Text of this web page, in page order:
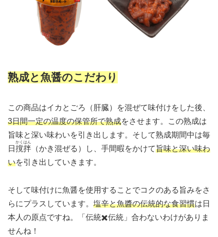
熟成と魚醤のこだわり
この商品はイカとごろ（肝臓）を混ぜて味付けをした後、
3日間一定の温度の保管所で熟成をさせます。この熟成は
旨味と深い味わいを引き出します。そして熟成期間中は毎
日 撹拌
かくはん
（かき混ぜる）し、手間暇をかけて旨味と深い味わ
いを引き出していきます。
そして味付けに魚醤を使用することでコクのある旨みをさ
らにプラスしています。 塩辛と魚醬の伝統的な食習慣は日
本人の原点ですね。「伝統✖️伝統」合わないわけがありま
せんね！